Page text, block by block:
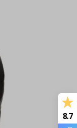
8.7